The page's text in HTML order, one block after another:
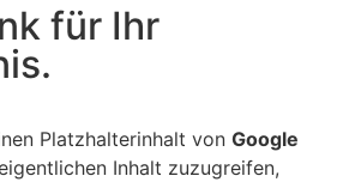
für Ihr
Platzhalterinhalt von Google
Inhalt zuzugreifen,